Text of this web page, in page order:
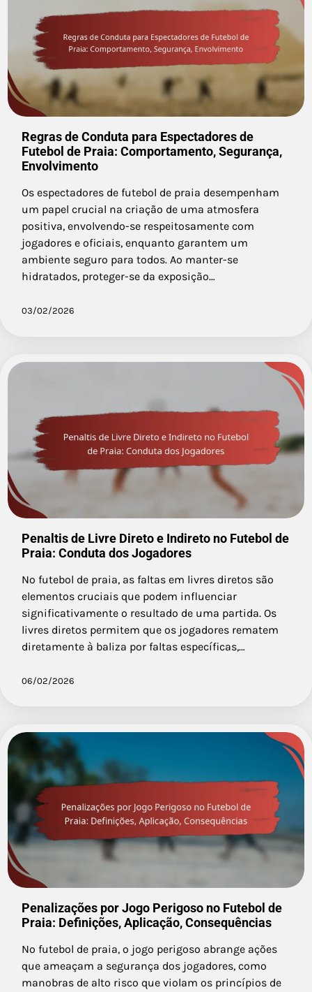
Regras de Conduta para Espectadores de
Futebol de Praia: Comportamento, Segurança,
Envolvimento
Os espectadores de futebol de praia desempenham
um papel crucial na criação de uma atmosfera
positiva, envolvendo-se respeitosamente com
jogadores e oficiais, enquanto garantem um
ambiente seguro para todos. Ao manter-se
hidratados, proteger-se da exposição…
03/02/2026
Penaltis de Livre Direto e Indireto no Futebol de
Praia: Conduta dos Jogadores
No futebol de praia, as faltas em livres diretos são
elementos cruciais que podem influenciar
significativamente o resultado de uma partida. Os
livres diretos permitem que os jogadores rematem
diretamente à baliza por faltas específicas,…
06/02/2026
Penalizações por Jogo Perigoso no Futebol de
Praia: Definições, Aplicação, Consequências
No futebol de praia, o jogo perigoso abrange ações
que ameaçam a segurança dos jogadores, como
manobras de alto risco que violam os princípios de